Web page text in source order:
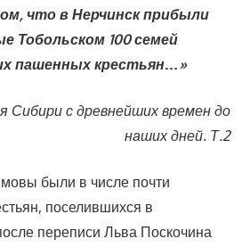
что в Нерчинск прибыли
Тобольском 100 семей
пашенных крестьян…»
Сибири с древнейших времен до
наших дней. Т.2
были в числе почти
поселившихся в
переписи Льва Поскочина